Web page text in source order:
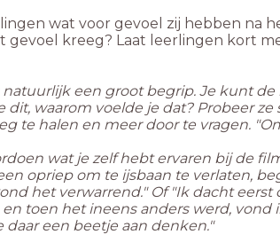
wat voor gevoel zij hebben na
gevoel kreeg? Laat leerlingen kort
natuurlijk een groot begrip. Je kunt
dit, waarom voelde je dat? Probeer
te halen en meer door te vragen.
wat je zelf hebt ervaren bij de
opriep om te ijsbaan te verlaten,
het verwarrend." Of "Ik dacht
en toen het ineens anders werd, vond
een beetje aan denken."